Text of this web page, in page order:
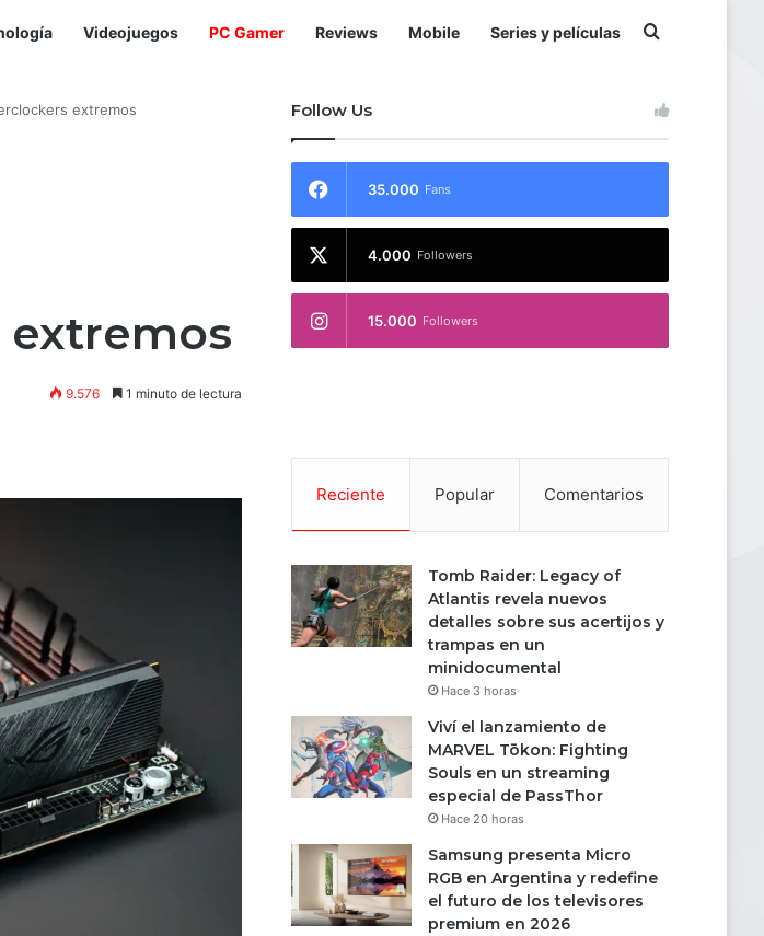
Videojuegos PC Gamer Reviews Mobile Series y películas
extremos
extremos
9.576 1 minuto de lectura
Follow Us
35.000 Fans
4.000 Followers
15.000 Followers
Reciente Popular Comentarios
Tomb Raider: Legacy of
Atlantis revela nuevos
detalles sobre sus acertijos y
trampas en un
minidocumental
Hace 3 horas
Viví el lanzamiento de
MARVEL Tōkon: Fighting
Souls en un streaming
especial de PassThor
Hace 20 horas
Samsung presenta Micro
RGB en Argentina y redefine
el futuro de los televisores
premium en 2026